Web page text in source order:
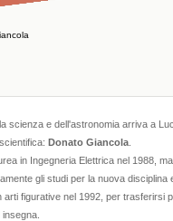
scienza e dell'astronomia arriva a
Donato Giancola.
in Ingegneria Elettrica nel 1988,
gli studi per la nuova disciplina
arti figurative nel 1992, per trasferirsi